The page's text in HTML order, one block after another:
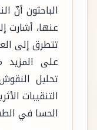
الباحثون أنّ
عنها، أشارت
تتطرق إلى
على المزيد
تحليل
التنقيبات
الحسا في